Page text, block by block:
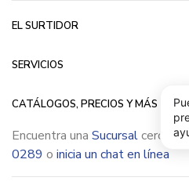
EL SURTIDOR
SERVICIOS
CATÁLOGOS, PRECIOS Y MÁS
Encuentra una Sucursalcerca
0289 o inicia un chat en línea